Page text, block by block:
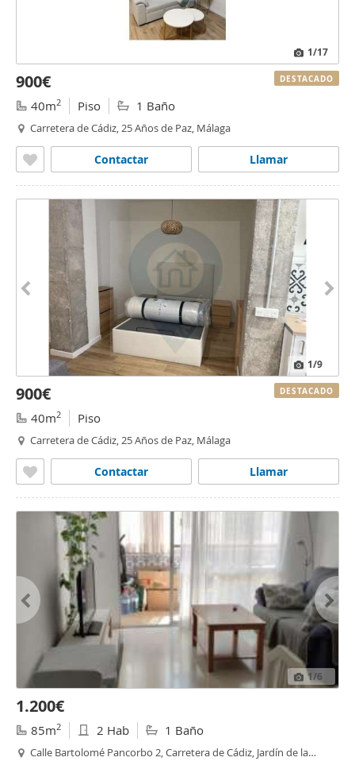
1/17
900€
40m2 Piso 1 Baño
Carretera de Cádiz, 25 Años de Paz, Málaga
Llamar
Contactar
DESTACADO
1/9
900€
40m2 Piso
Carretera de Cádiz, 25 Años de Paz, Málaga
Llamar
Contactar
DESTACADO
1/6
1.200€
85m2 2 Hab 1 Baño
Calle Bartolomé Pancorbo 2, Carretera de Cádiz, Jardín de la